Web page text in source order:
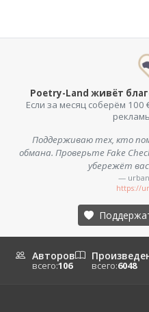
Poetry-Land живёт
Если за месяц соберём
Поддерживаю тех, кто
обмана. Проверьте Fake
убережёт
—
https://
Авторов
всего:106 всего:6048